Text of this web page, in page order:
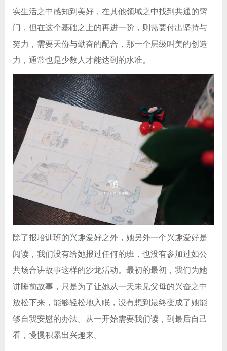
实生活之中感知到美好，在其他领域之中找到共通的窍
门，但在这个基础之上的再进一阶，则需要付出坚持与
努力，需要天份与勤奋的配合，那一个层级叫美的创造
力，通常也是少数人才能达到的水准。
除了报培训班的兴趣爱好之外，她另外一个兴趣爱好是
阅读，我们没有给她报过任何的班，也没有参加过如公
共场合讲故事这样的沙龙活动。最初的最初，我们为她
讲睡前故事，只是为了让她从一天未见父母的兴奋之中
放松下来，能够轻松地入眠，没有想到最终变成了她能
够自我安慰的办法。从一开始需要我们读，到最后自己
看，慢慢积累出兴趣来。